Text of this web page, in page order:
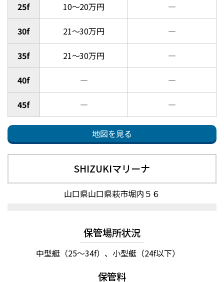
25f 10～20万円 ―
30f 21～30万円 ―
35f 21～30万円 ―
40f ― ―
45f ― ―
地図を見る
SHIZUKIマリーナ
山口県山口県萩市堀内５６
保管場所状況
中型艇（25～34f）、小型艇（24f以下）
保管料